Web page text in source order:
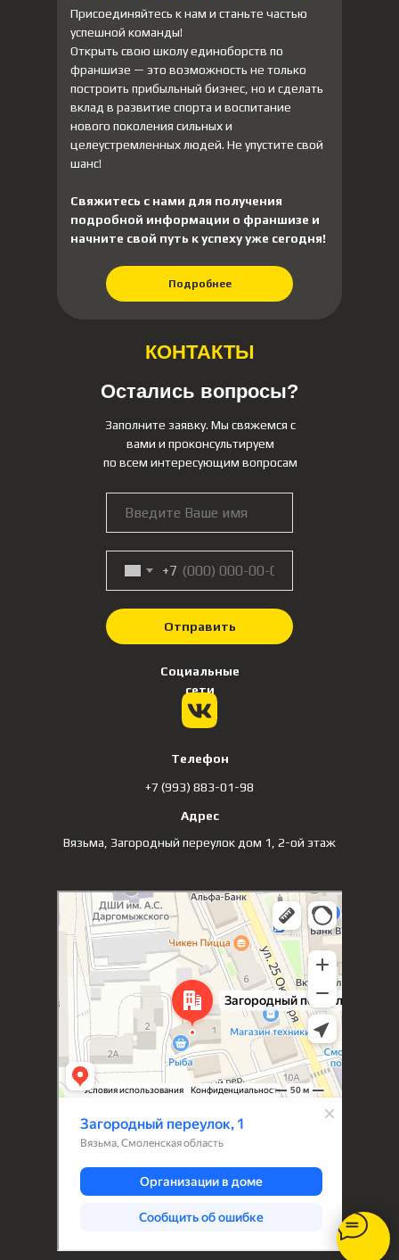
Присоединяйтесь к нам и станьте частью
успешной команды!
Открыть свою школу единоборств по
франшизе — это возможность не только
построить прибыльный бизнес, но и сделать
вклад в развитие спорта и воспитание
нового поколения сильных и
целеустремленных людей. Не упустите свой
шанс!
Свяжитесь с нами для получения
подробной информации о франшизе и
начните свой путь к успеху уже сегодня!
Подробнее
КОНТАКТЫ
+7
Отправить
Заполните заявку. Мы свяжемся с
вами и проконсультируем
по всем интересующим вопросам
Остались вопросы?
Вязьма
Загородный переулок, 1 — Яндекс Карты
Социальные
сети
Телефон
+7 (993) 883-01-98
Адрес
Вязьма, Загородный переулок дом 1, 2-ой этаж